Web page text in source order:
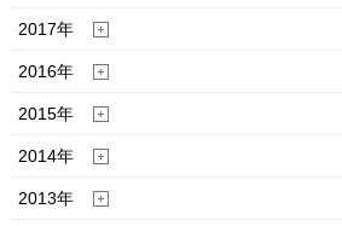
2017年
2016年
2015年
2014年
2013年